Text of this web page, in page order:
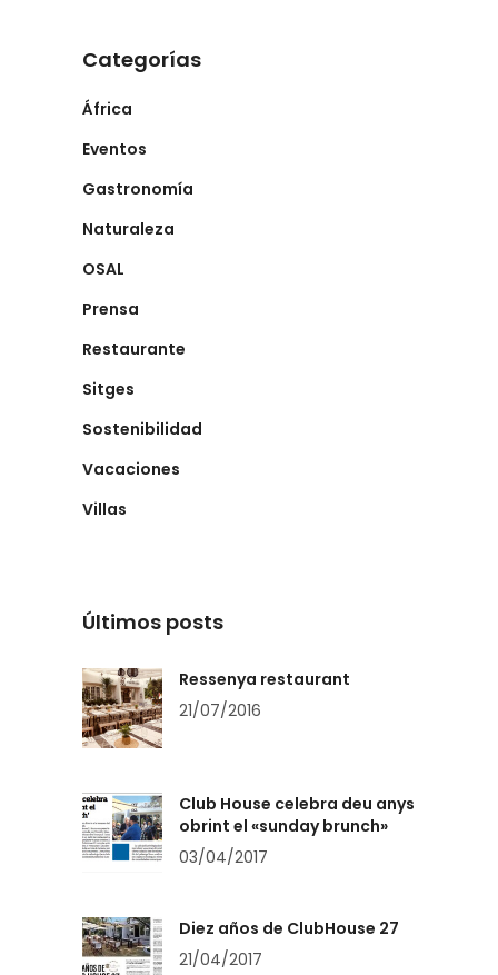
Categorías
África
Eventos
Gastronomía
Naturaleza
OSAL
Prensa
Restaurante
Sitges
Sostenibilidad
Vacaciones
Villas
Últimos posts
Ressenya restaurant
21/07/2016
Club House celebra deu anys
obrint el «sunday brunch»
03/04/2017
Diez años de ClubHouse 27
21/04/2017